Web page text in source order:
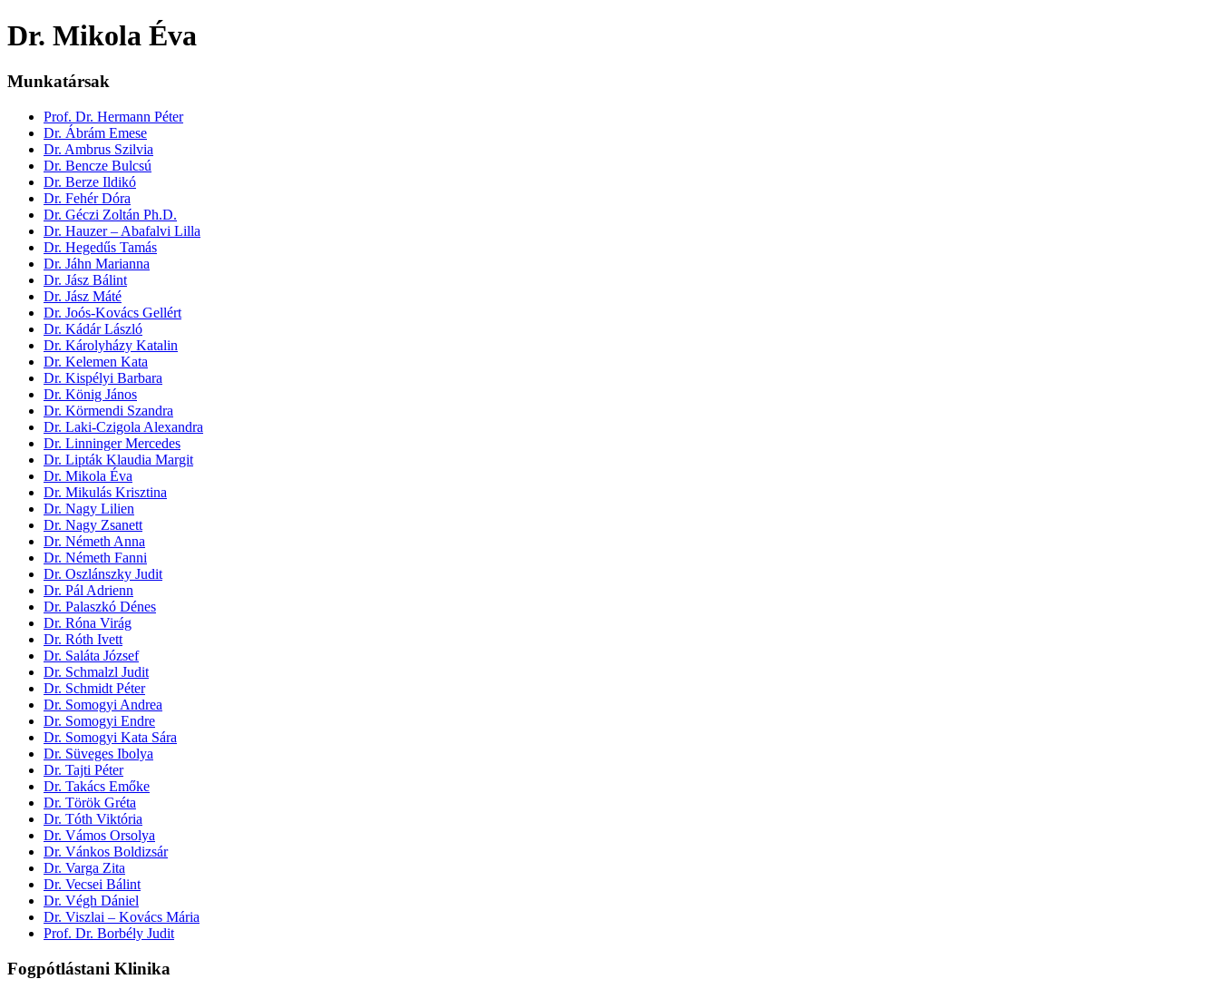
Dr. Mikola Éva
Munkatársak
Prof. Dr. Hermann Péter
Dr. Ábrám Emese
Dr. Ambrus Szilvia
Dr. Bencze Bulcsú
Dr. Berze Ildikó
Dr. Fehér Dóra
Dr. Géczi Zoltán Ph.D.
Dr. Hauzer – Abafalvi Lilla
Dr. Hegedűs Tamás
Dr. Jáhn Marianna
Dr. Jász Bálint
Dr. Jász Máté
Dr. Joós-Kovács Gellért
Dr. Kádár László
Dr. Károlyházy Katalin
Dr. Kelemen Kata
Dr. Kispélyi Barbara
Dr. König János
Dr. Körmendi Szandra
Dr. Laki-Czigola Alexandra
Dr. Linninger Mercedes
Dr. Lipták Klaudia Margit
Dr. Mikola Éva
Dr. Mikulás Krisztina
Dr. Nagy Lilien
Dr. Nagy Zsanett
Dr. Németh Anna
Dr. Németh Fanni
Dr. Oszlánszky Judit
Dr. Pál Adrienn
Dr. Palaszkó Dénes
Dr. Róna Virág
Dr. Róth Ivett
Dr. Saláta József
Dr. Schmalzl Judit
Dr. Schmidt Péter
Dr. Somogyi Andrea
Dr. Somogyi Endre
Dr. Somogyi Kata Sára
Dr. Süveges Ibolya
Dr. Tajti Péter
Dr. Takács Emőke
Dr. Török Gréta
Dr. Tóth Viktória
Dr. Vámos Orsolya
Dr. Vánkos Boldizsár
Dr. Varga Zita
Dr. Vecsei Bálint
Dr. Végh Dániel
Dr. Viszlai – Kovács Mária
Prof. Dr. Borbély Judit
Fogpótlástani Klinika